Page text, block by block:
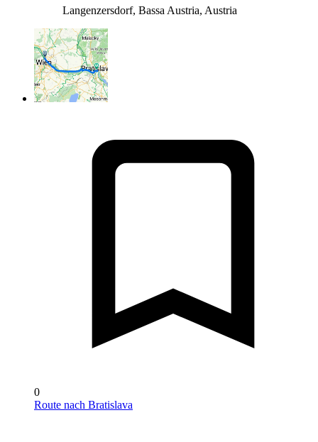
Langenzersdorf, Bassa Austria, Austria
0
Route nach Bratislava